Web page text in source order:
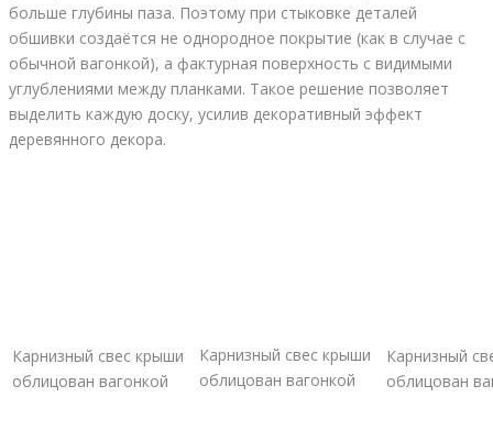
больше глубины паза. Поэтому при стыковке деталей
обшивки создаётся не однородное покрытие (как в случае с
обычной вагонкой), а фактурная поверхность с видимыми
углублениями между планками. Такое решение позволяет
выделить каждую доску, усилив декоративный эффект
деревянного декора.
Карнизный свес крыши
облицован вагонкой
Карнизный свес крыши
облицован вагонкой
Карнизный
облицован